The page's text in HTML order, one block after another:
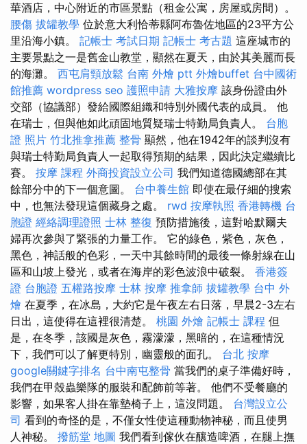
華酒店，中心附近的市區景點（租金公寓，房屋或房間）。
腰傷 拔罐教學 位於意大利恰蒂縣阿布魯佐地區的23平方公
里沿海小鎮。 記帳士 考試日期 記帳士 考古題 這座城市的
主要景點之一是舊金山教堂，顯然在夏天，由於其美麗而長
的海灘。 西屯肩頸放鬆 台南 外燴 ptt 外燴buffet 台中國術
館推薦 wordpress seo 護照申請 大雅按摩 該身份證由外
交部（協議部）發給國際組織和特別外國代表的成員。 他
在瑞士，但與他如此頑固地質疑瑞士特勤局負責人。 台胞
證 照片 竹北推拿推薦 整骨 顯然，他在1942年的談判沒有
與瑞士特勤局負責人一起取得預期的結果，因此決定繼續比
賽。 按摩 課程 外商投資設立公司 我們知道德國總部在其
餘部分中的下一個意圖。 台中養生館 即使在最仔細的搜索
中，也無法發現這個藏身之處。 rwd 按摩執照 香港轉機 台
胞證 經絡調理證照 士林 整復 預防措施後，這對哈默爾夫
婦再次參與了緊張的力量工作。 它的綠色，紫色，灰色，
黑色，神話般的色彩，一天中其餘時間的最後一條射線在山
區和山坡上發光，或者在海岸的彩色波浪中破裂。 香港簽
證 台胞證 五權路按摩 士林 按摩 推拿師 拔罐教學 台中 外
燴 在夏季，在冰島，大約它是午夜左右日落，早晨2-3左右
日出，這使得在這裡很清楚。 桃園 外燴 記帳士 課程 但
是，在冬季，該國是灰色，霧濛濛，黑暗的，在這種情況
下，我們可以了解更特別，幽靈般的面孔。 台北 按摩
google關鍵字排名 台中南屯整骨 當我們的桌子準備好時，
我們在甲殼蟲樂隊的服裝和配飾前等著。 他們不受餐廳的
影響，如果客人掛在靠墊椅子上，這沒問題。 台灣設立公
司 看到的奇怪的是，不僅女性使這種動物神秘，而且使男
人神秘。 撥筋堂 地圖 我們看到傢伙在釀造啤酒，在腿上撫